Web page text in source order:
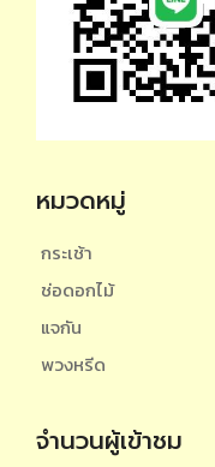
หมวดหมู่
กระเช้า
ช่อดอกไม้
แจกัน
พวงหรีด
จำนวนผู้เข้าชม